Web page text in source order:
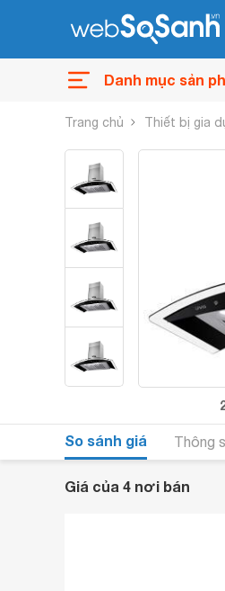
Danh mục sản
Trang chủ Thiết bị gia
So sánh giá Thông
Giá của 4 nơi bán